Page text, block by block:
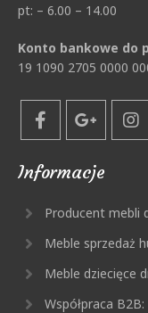
pt: – 6.00 – 14.00
Konto bankowe do
19 1090 2705 0000
Informacje
Producent mebli
Meble sprzedaż
Meble dziecięce
Współpraca